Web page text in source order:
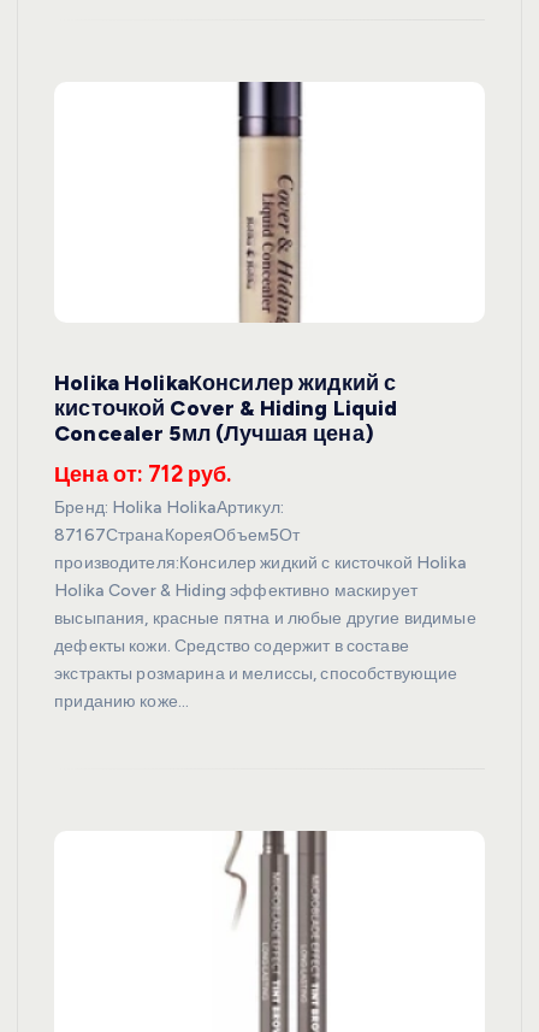
Holika HolikaКонсилер жидкий с
кисточкой Cover & Hiding Liquid
Concealer 5мл (Лучшая цена)
Цена от: 712 руб.
Бренд: Holika HolikaАртикул:
87167СтранаКореяОбъем5От
производителя:Консилер жидкий с кисточкой Holika
Holika Cover & Hiding эффективно маскирует
высыпания, красные пятна и любые другие видимые
дефекты кожи. Средство содержит в составе
экстракты розмарина и мелиссы, способствующие
приданию коже…